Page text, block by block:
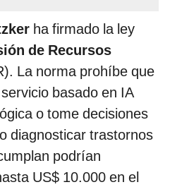
ha firmado la ley
de Recursos
La norma prohíbe que
basado en IA
o tome decisiones
diagnosticar trastornos
podrían
US$ 10.000 en el